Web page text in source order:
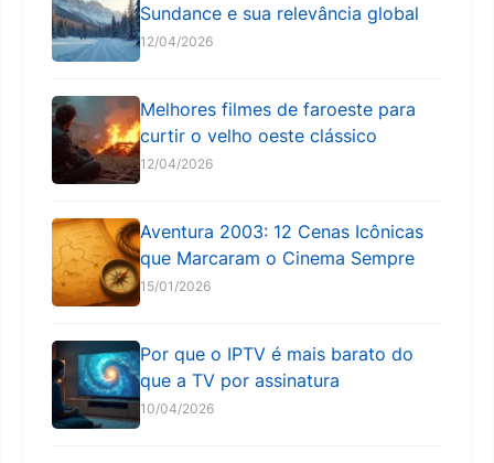
Sundance e sua relevância global
12/04/2026
Melhores filmes de faroeste para
curtir o velho oeste clássico
12/04/2026
Aventura 2003: 12 Cenas Icônicas
que Marcaram o Cinema Sempre
15/01/2026
Por que o IPTV é mais barato do
que a TV por assinatura
10/04/2026